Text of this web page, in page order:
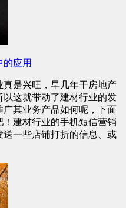
的应用
是兴旺，早几年干房地产
这就带动了建材行业的发
其业务产品如何呢，下面
建材行业的手机短信营销
一些店铺打折的信息、或